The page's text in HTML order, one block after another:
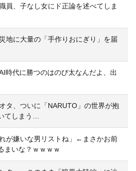
員、子なし女にド正論を述べてしま
地に大量の「手作りおにぎり」を届
時代に勝つのはのび太なんだよ、出
タ、ついに「NARUTO」の世界が抱
てしまう…
れが嫌いな男リストね」←まさかお前
まいな？ｗｗｗｗ